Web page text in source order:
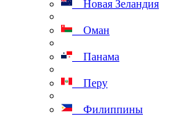
Новая Зеландия
Оман
Панама
Перу
Филиппины